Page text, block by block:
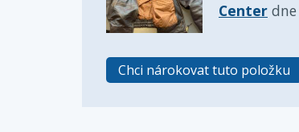
Center dne
Chci nárokovat tuto položku